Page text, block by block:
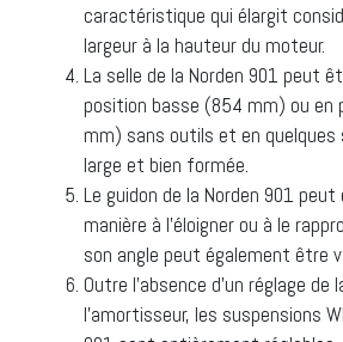
caractéristique qui élargit
largeur à la hauteur du moteur.
La selle de la Norden 901 peut
position basse (854 mm) ou en
mm) sans outils et en quelques
large et bien formée.
Le guidon de la Norden 901
manière à l’éloigner ou à le
son angle peut également être
Outre l’absence d’un réglage
l’amortisseur, les suspensions